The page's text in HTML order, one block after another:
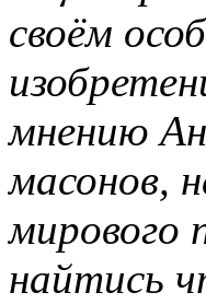
своём
мнению
масонов,
мирового
найтись